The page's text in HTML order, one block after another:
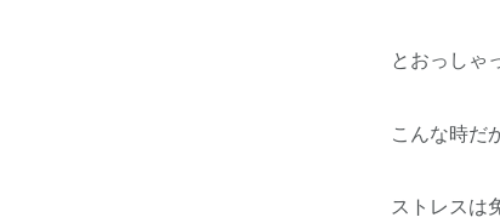
とおっしゃ
こんな時だ
ストレスは